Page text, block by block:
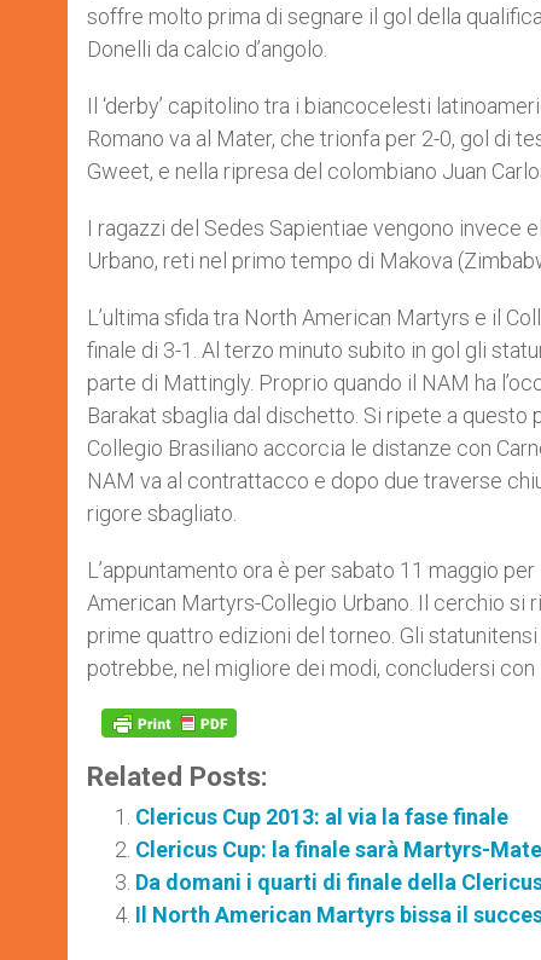
soffre molto prima di segnare il gol della
Donelli da calcio d’angolo.
Il ‘derby’ capitolino tra i biancocelesti
Romano va al Mater, che trionfa per 2-0, gol di
Gweet, e nella ripresa del colombiano Juan
I ragazzi del Sedes Sapientiae vengono invece
Urbano, reti nel primo tempo di Makova
L’ultima sfida tra North American Martyrs e il
finale di 3-1. Al terzo minuto subito in gol gli
parte di Mattingly. Proprio quando il NAM ha
Barakat sbaglia dal dischetto. Si ripete a questo
Collegio Brasiliano accorcia le distanze con
NAM va al contrattacco e dopo due traverse
rigore sbagliato.
L’appuntamento ora è per sabato 11 maggio
American Martyrs-Collegio Urbano. Il cerchio si
prime quattro edizioni del torneo. Gli
potrebbe, nel migliore dei modi, concludersi con
Related Posts:
Clericus Cup 2013: al via la fase finale
Clericus Cup: la finale sarà Martyrs-
Da domani i quarti di finale della
Il North American Martyrs bissa il